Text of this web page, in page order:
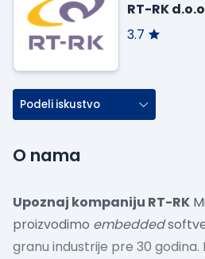
RT-RK
3.7
Podeli iskustvo
O nama
Upoznaj kompaniju RT-RK
proizvodimo embedded
granu industrije pre 30 godina.